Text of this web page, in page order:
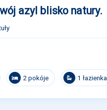
azyl blisko natury.
2 pokóje 1 łazienka